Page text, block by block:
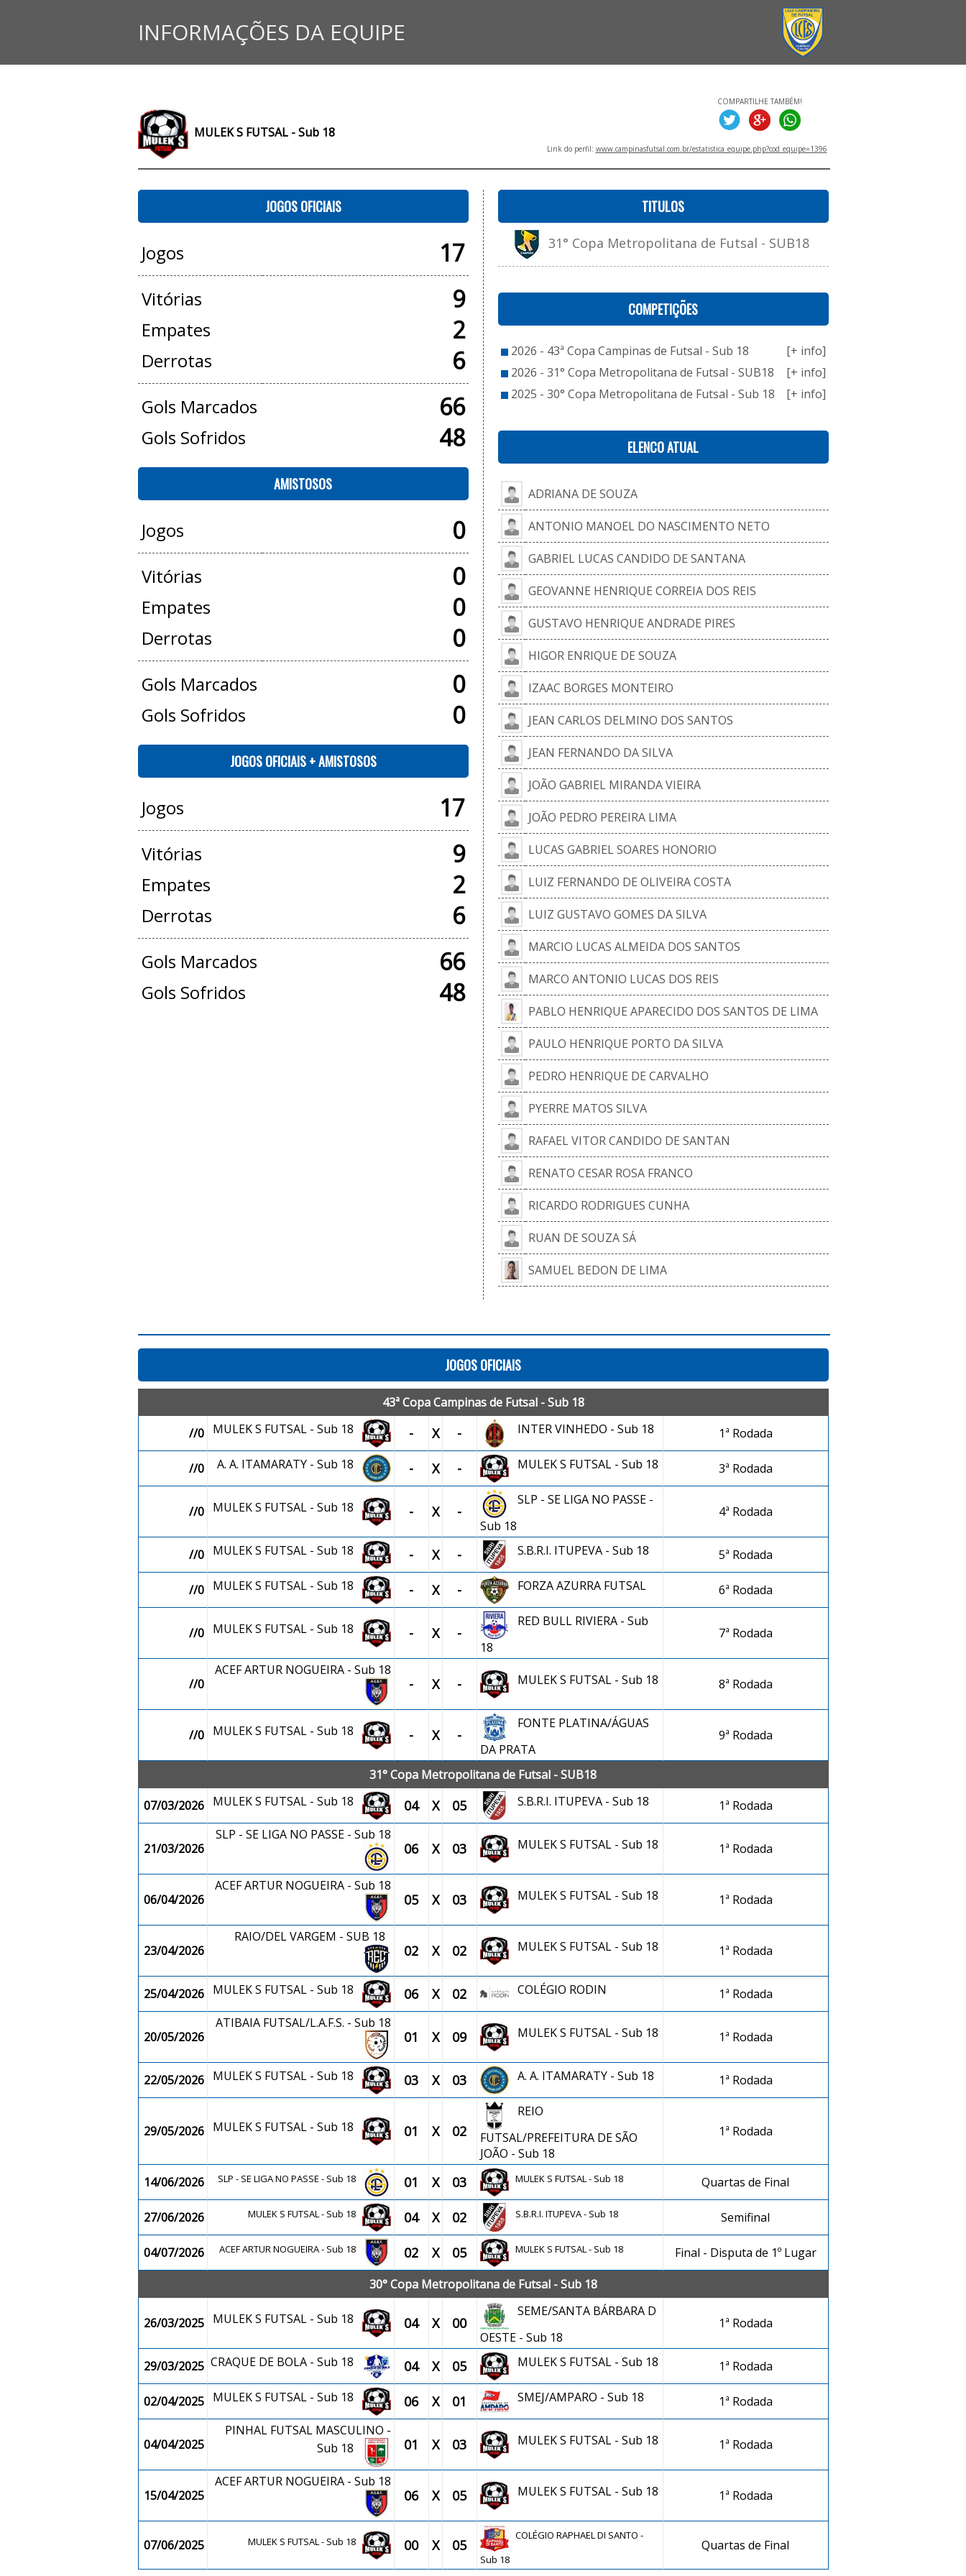
INFORMAÇÕES DA EQUIPE
MULEK S FUTSAL - Sub 18
COMPARTILHE TAMBÉM!
Link do perfil: www.campinasfutsal.com.br/estatistica_equipe.php?cod_equipe=1396
JOGOS OFICIAIS
Jogos 17
Vitórias 9
Empates 2
Derrotas 6
Gols Marcados 66
Gols Sofridos 48
AMISTOSOS
Jogos 0
Vitórias 0
Empates 0
Derrotas 0
Gols Marcados 0
Gols Sofridos 0
JOGOS OFICIAIS + AMISTOSOS
Jogos 17
Vitórias 9
Empates 2
Derrotas 6
Gols Marcados 66
Gols Sofridos 48
TITULOS
31° Copa Metropolitana de Futsal - SUB18
COMPETIÇÕES
2026 - 43ª Copa Campinas de Futsal - Sub 18
[+ info]
2026 - 31° Copa Metropolitana de Futsal - SUB18
[+ info]
2025 - 30° Copa Metropolitana de Futsal - Sub 18
[+ info]
ELENCO ATUAL
ADRIANA DE SOUZA
ANTONIO MANOEL DO NASCIMENTO NETO
GABRIEL LUCAS CANDIDO DE SANTANA
GEOVANNE HENRIQUE CORREIA DOS REIS
GUSTAVO HENRIQUE ANDRADE PIRES
HIGOR ENRIQUE DE SOUZA
IZAAC BORGES MONTEIRO
JEAN CARLOS DELMINO DOS SANTOS
JEAN FERNANDO DA SILVA
JOÃO GABRIEL MIRANDA VIEIRA
JOÃO PEDRO PEREIRA LIMA
LUCAS GABRIEL SOARES HONORIO
LUIZ FERNANDO DE OLIVEIRA COSTA
LUIZ GUSTAVO GOMES DA SILVA
MARCIO LUCAS ALMEIDA DOS SANTOS
MARCO ANTONIO LUCAS DOS REIS
PABLO HENRIQUE APARECIDO DOS SANTOS DE LIMA
PAULO HENRIQUE PORTO DA SILVA
PEDRO HENRIQUE DE CARVALHO
PYERRE MATOS SILVA
RAFAEL VITOR CANDIDO DE SANTAN
RENATO CESAR ROSA FRANCO
RICARDO RODRIGUES CUNHA
RUAN DE SOUZA SÁ
SAMUEL BEDON DE LIMA
JOGOS OFICIAIS
43ª Copa Campinas de Futsal - Sub 18
//0
MULEK S FUTSAL - Sub 18 - X - INTER VINHEDO - Sub 18 1ª Rodada
//0 A. A. ITAMARATY - Sub 18 - X - MULEK S FUTSAL - Sub 18 3ª Rodada
//0 MULEK S FUTSAL - Sub 18 - X -
SLP - SE LIGA NO PASSE -
Sub 18
4ª Rodada
//0 MULEK S FUTSAL - Sub 18 - X - S.B.R.I. ITUPEVA - Sub 18 5ª Rodada
//0 MULEK S FUTSAL - Sub 18 - X - FORZA AZURRA FUTSAL 6ª Rodada
//0 MULEK S FUTSAL - Sub 18 - X -
RED BULL RIVIERA - Sub
18
7ª Rodada
//0
ACEF ARTUR NOGUEIRA - Sub 18
- X - MULEK S FUTSAL - Sub 18 8ª Rodada
//0 MULEK S FUTSAL - Sub 18 - X -
FONTE PLATINA/ÁGUAS
DA PRATA
9ª Rodada
31° Copa Metropolitana de Futsal - SUB18
07/03/2026
MULEK S FUTSAL - Sub 18 04 X 05 S.B.R.I. ITUPEVA - Sub 18 1ª Rodada
21/03/2026
SLP - SE LIGA NO PASSE - Sub 18
06 X 03 MULEK S FUTSAL - Sub 18 1ª Rodada
06/04/2026
ACEF ARTUR NOGUEIRA - Sub 18
05 X 03 MULEK S FUTSAL - Sub 18 1ª Rodada
23/04/2026
RAIO/DEL VARGEM - SUB 18
02 X 02 MULEK S FUTSAL - Sub 18 1ª Rodada
25/04/2026 MULEK S FUTSAL - Sub 18 06 X 02 COLÉGIO RODIN 1ª Rodada
20/05/2026
ATIBAIA FUTSAL/L.A.F.S. - Sub 18
01 X 09 MULEK S FUTSAL - Sub 18 1ª Rodada
22/05/2026 MULEK S FUTSAL - Sub 18 03 X 03 A. A. ITAMARATY - Sub 18 1ª Rodada
29/05/2026 MULEK S FUTSAL - Sub 18 01 X 02
REIO
FUTSAL/PREFEITURA DE SÃO
JOÃO - Sub 18
1ª Rodada
14/06/2026 SLP - SE LIGA NO PASSE - Sub 18 01 X 03 MULEK S FUTSAL - Sub 18 Quartas de Final
27/06/2026 MULEK S FUTSAL - Sub 18 04 X 02 S.B.R.I. ITUPEVA - Sub 18 Semifinal
04/07/2026 ACEF ARTUR NOGUEIRA - Sub 18 02 X 05 MULEK S FUTSAL - Sub 18
Final - Disputa de 1º Lugar
30° Copa Metropolitana de Futsal - Sub 18
26/03/2025 MULEK S FUTSAL - Sub 18 04 X 00
SEME/SANTA BÁRBARA D
OESTE - Sub 18
1ª Rodada
29/03/2025 CRAQUE DE BOLA - Sub 18 04 X 05 MULEK S FUTSAL - Sub 18 1ª Rodada
02/04/2025 MULEK S FUTSAL - Sub 18 06 X 01 SMEJ/AMPARO - Sub 18 1ª Rodada
04/04/2025
PINHAL FUTSAL MASCULINO -
Sub 18
01 X 03 MULEK S FUTSAL - Sub 18 1ª Rodada
15/04/2025
ACEF ARTUR NOGUEIRA - Sub 18
06 X 05 MULEK S FUTSAL - Sub 18 1ª Rodada
07/06/2025 MULEK S FUTSAL - Sub 18 00 X 05
COLÉGIO RAPHAEL DI SANTO -
Sub 18
Quartas de Final